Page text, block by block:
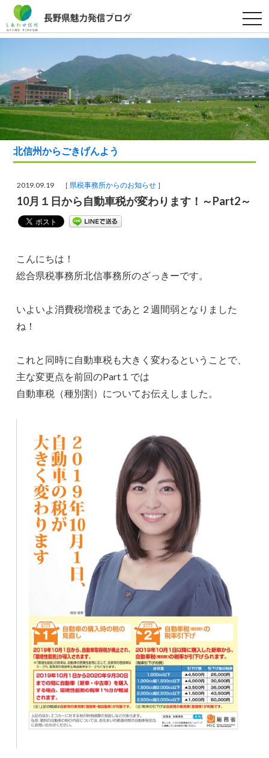
t
o
g
e
n
a
v
i
g
a
t
i
o
北信州からごきげんよう
2019.09.19 ［ 県税事務所からのお知らせ ］
10月１日から自動車税が変わります！～Part2～
こんにちは！
総合県税事務所北信事務所のざっきーです。
いよいよ消費税増税まであと２週間弱となりました
ね！
これと同時に自動車税も大きく変わるということで、
主な変更点を前回のPart１では
自動車税（種別割）についてお伝えしました。